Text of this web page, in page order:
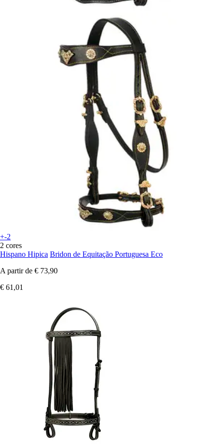
+-2
2 cores
Hispano Hipica Bridon de Equitação Portuguesa Eco
A partir de € 73,90
€ 61,01